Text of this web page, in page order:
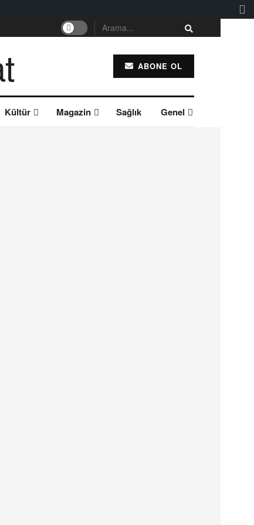
ABONE OL
Kültür Magazin Sağlık Genel